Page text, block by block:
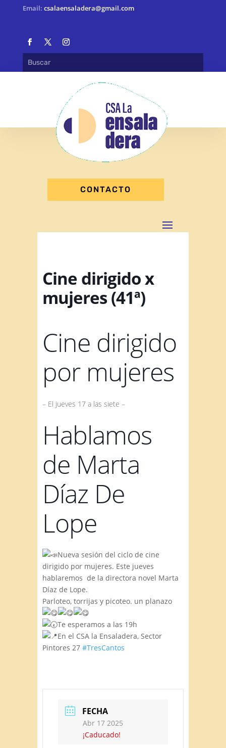
Email: csalaensaladera@gmail.com
CONTACTO
Cine dirigido x
mujeres (41ª)
Cine dirigido
por mujeres
– El jueves 17 a las siete –
Hablamos
de Marta
Díaz De
Lope
Nueva sesión del ciclo de cine
dirigido por mujeres. Este jueves
hablaremos de la directora novel Marta
Díaz de Lope.
Parloteo, torrijas y picoteo. un planazo
Te esperamos a las 19h
En el CSA la Ensaladera, Sector
Pintores 27 #TresCantos
FECHA
Abr 17 2025
¡Caducado!